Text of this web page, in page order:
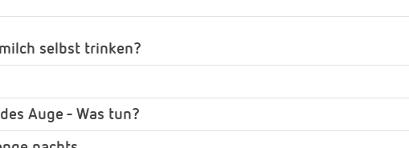
selbst trinken?
Auge - Was tun?